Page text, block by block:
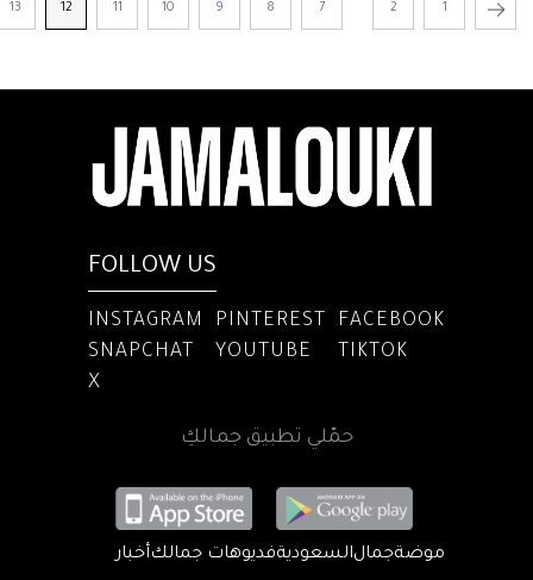
1
2
7
8
9
10
11
12
13
FOLLOW US
INSTAGRAM PINTEREST
FACEBOOK
SNAPCHAT
YOUTUBE
TIKTOK
X
حمّلي تطبيق جمالكِ
موضةجمالالسعوديةفديوهات جمالكأخبار